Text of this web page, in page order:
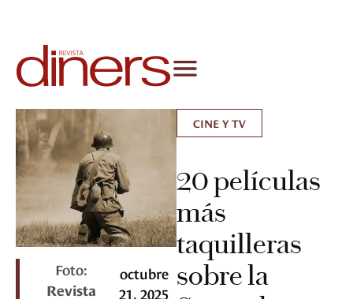
Foto:
Revista
octubre
21, 2025
CINE Y TV
20 películas
más
taquilleras
sobre la